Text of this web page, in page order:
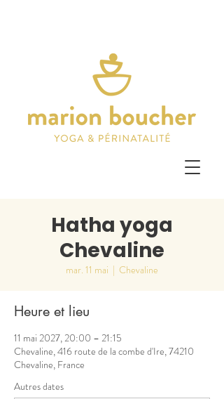
Hatha yoga
Chevaline
mar. 11 mai
  |
Chevaline
Heure et lieu
11 mai 2027, 20:00 – 21:15
Chevaline, 416 route de la combe d'Ire, 74210
Chevaline, France
Autres dates